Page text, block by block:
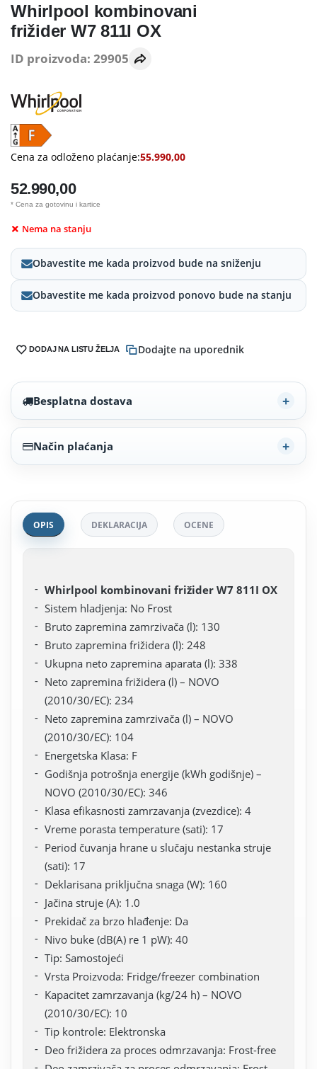
Whirlpool kombinovani
frižider W7 811I OX
ID proizvoda: 29905
Cena za odloženo plaćanje:55.990,00
52.990,00
* Cena za gotovinu i kartice
Nema na stanju
Obavestite me kada proizvod bude na sniženju
Obavestite me kada proizvod ponovo bude na stanju
DODAJ NA LISTU ŽELJA Dodajte na uporednik
Besplatna dostava
Način plaćanja
OPIS DEKLARACIJA OCENE
Whirlpool kombinovani frižider W7 811I OX
Sistem hladjenja: No Frost
Bruto zapremina zamrzivača (l): 130
Bruto zapremina frižidera (l): 248
Ukupna neto zapremina aparata (l): 338
Neto zapremina frižidera (l) – NOVO
(2010/30/EC): 234
Neto zapremina zamrzivača (l) – NOVO
(2010/30/EC): 104
Energetska Klasa: F
Godišnja potrošnja energije (kWh godišnje) –
NOVO (2010/30/EC): 346
Klasa efikasnosti zamrzavanja (zvezdice): 4
Vreme porasta temperature (sati): 17
Period čuvanja hrane u slučaju nestanka struje
(sati): 17
Deklarisana priključna snaga (W): 160
Jačina struje (A): 1.0
Prekidač za brzo hlađenje: Da
Nivo buke (dB(A) re 1 pW): 40
Tip: Samostojeći
Vrsta Proizvoda: Fridge/freezer combination
Kapacitet zamrzavanja (kg/24 h) – NOVO
(2010/30/EC): 10
Tip kontrole: Elektronska
Deo frižidera za proces odmrzavanja: Frost-free